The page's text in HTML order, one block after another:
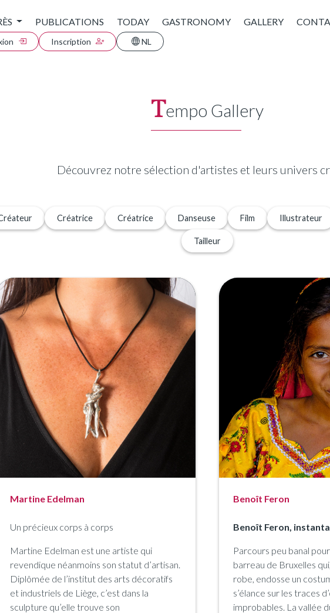
PUBLICATIONS TODAY GASTRONOMY GALLERY
Inscription NL
Tempo Gallery
Découvrez notre sélection d'artistes et leurs univers
Créatrice Créatrice Danseuse Film Illustrateur
Tailleur
Martine Edelman
Un précieux corps à corps
Martine Edelman est une artiste qui
revendique néanmoins son statut d’artisan.
Diplômée de l’institut des arts décoratifs
et industriels de Liège, c’est dans la
sculpture qu’elle trouve son
Benoît Feron
Benoît Feron,
Parcours peu banal
barreau de Bruxelles
robe, endosse un
s’élance sur les traces
improbables. La vallée